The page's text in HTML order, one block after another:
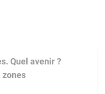
Quel avenir ?
zones